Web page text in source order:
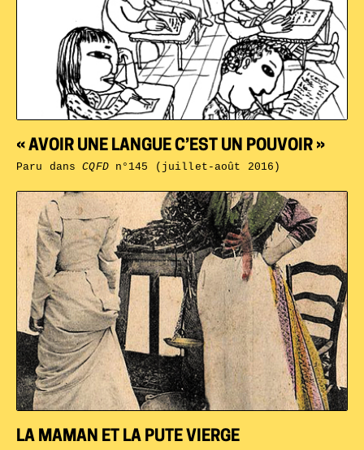
LA MAMAN ET LA PUTE VIERGE
« AVOIR UNE LANGUE C’EST UN POUVOIR »
Paru dansCQFDn°145 (juillet-août 2016)